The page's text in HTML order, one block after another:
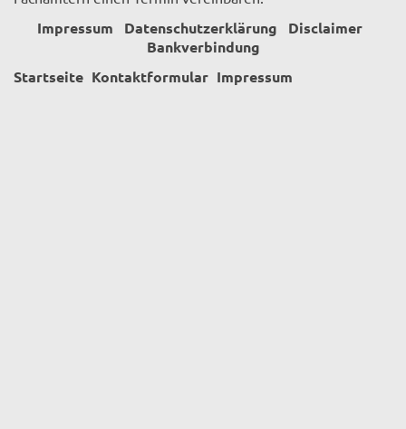
Impressum Datenschutzerklärung
Disclaimer
Bankverbindung
Startseite Kontaktformular Impressum